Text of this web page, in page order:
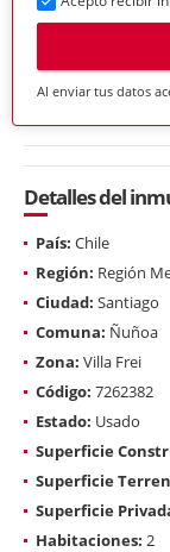
Al enviar tus datos
Detalles del
País: Chile
Región: Región
Ciudad: Santiago
Comuna: Ñuñoa
Zona: Villa Frei
Código: 7262382
Estado: Usado
Superficie
Superficie
Superficie
Habitaciones: 2